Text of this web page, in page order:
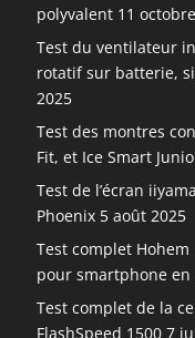
polyvalent 11
Test du ventilateur
rotatif sur batterie,
2025
Test des montres
Fit, et Ice Smart
Test de l’écran
Phoenix 5 août 2025
Test complet
pour smartphone en
Test complet de la
FlashSpeed 1500 7